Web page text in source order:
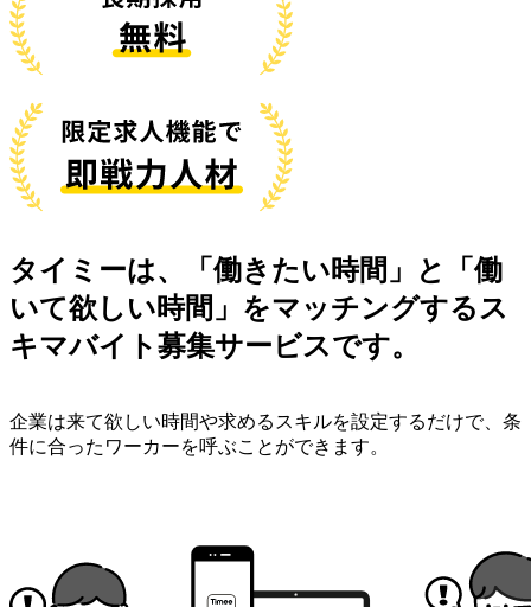
タイミーは、「働きたい時間」と「働
いて欲しい時間」をマッチングするス
キマバイト募集サービスです。
企業は来て欲しい時間や求めるスキルを設定するだけで、条
件に合ったワーカーを呼ぶことができます。